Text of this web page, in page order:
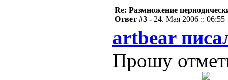
Re: Размножение
Ответ #3 - 24. Мая 2006 :: 06:55
artbear
Прошу